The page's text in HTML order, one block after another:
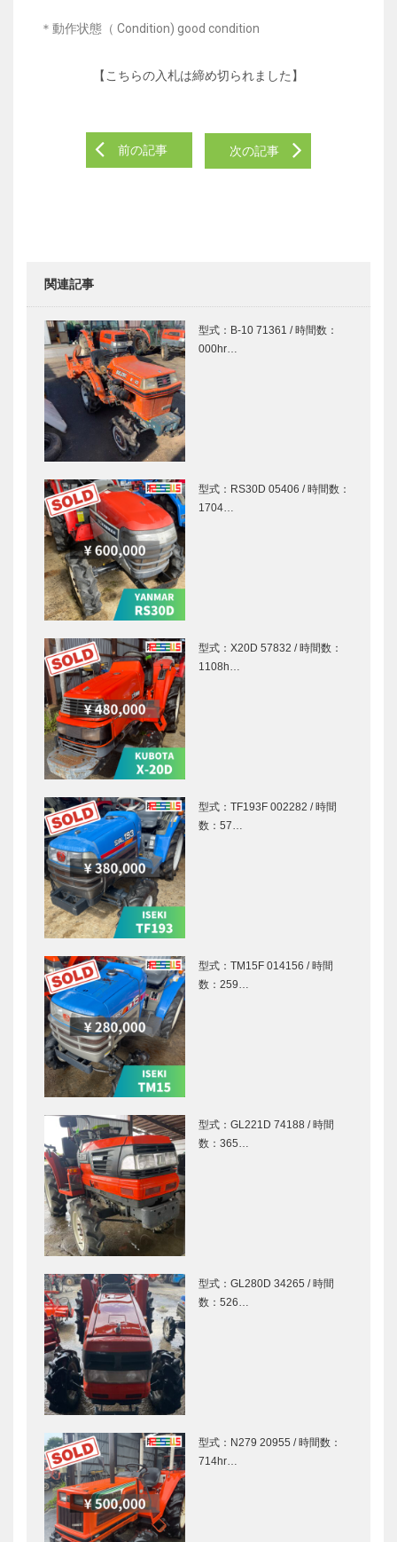
＊動作状態（ Condition) good condition
【こちらの入札は締め切られました】
前の記事 次の記事
関連記事
型式：B-10 71361 / 時間数：
000hr…
型式：RS30D 05406 / 時間数：
1704…
型式：X20D 57832 / 時間数：
1108h…
型式：TF193F 002282 / 時間
数：57…
型式：TM15F 014156 / 時間
数：259…
型式：GL221D 74188 / 時間
数：365…
型式：GL280D 34265 / 時間
数：526…
型式：N279 20955 / 時間数：
714hr…